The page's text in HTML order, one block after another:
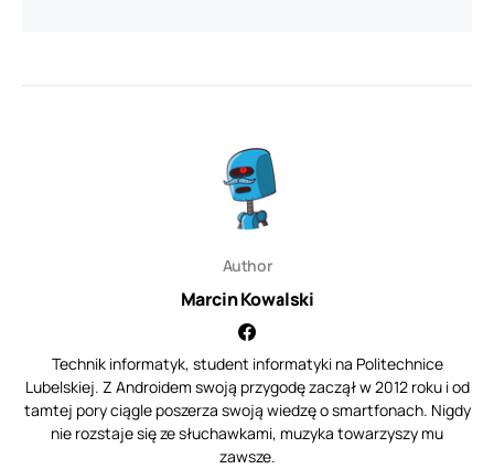
Author
Marcin Kowalski
Technik informatyk, student informatyki na Politechnice
Lubelskiej. Z Androidem swoją przygodę zaczął w 2012 roku i od
tamtej pory ciągle poszerza swoją wiedzę o smartfonach. Nigdy
nie rozstaje się ze słuchawkami, muzyka towarzyszy mu
zawsze.